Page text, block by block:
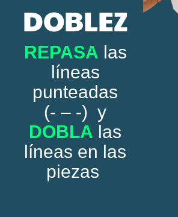
DOBLEZ
REPASA las
líneas
punteadas
(- – -) y
DOBLA las
líneas en las
piezas